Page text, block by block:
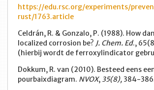
https://edu.rsc.org/experiments/
rust/1763.article
Celdrán, R. & Gonzalo, P. (1988). How
localized corrosion be? J. Chem. Ed.,
(hierbij wordt de ferroxylindicator
Dokkum, R. van (2010). Besteed eens
pourbaixdiagram. NVOX, 35(8), 384-